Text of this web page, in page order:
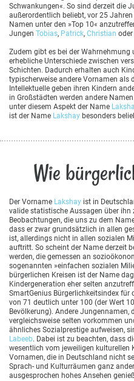
Schwankungen«. So sind derzeit die
außerordentlich beliebt, vor 25
Namen unter den »Top 10«
Jungen Tobias, Patrick, Christian oder
Zudem gibt es bei der Wahrnehmung
erhebliche Unterschiede zwischen
Schichten. Dadurch erhalten auch
typischerweise andere Vornamen als
Intellektuelle geben ihren Kindern
in Großstädten werden andere
unter diesem Aspekt der Name
ist der Name Lakshay besonders
Wie
Der Vorname Lakshay ist in
valide statistische Aussagen über ihn
Beobachtungen, die uns zu dem
dass er zwar grundsätzlich in allen
ist, allerdings nicht in allen sozialen
auftritt. So scheint der Name derzeit
werden, die gemessen an
sogenannten »einfachen sozialen
bürgerlichen Kreisen ist der Name
Kindergeneration eher selten
SmartGenius Bürgerlichkeitsindex für
von 71 deutlich unter 100 (der Wert
Bevölkerung). Andere Jungennamen,
vergleichsweise selten vorkommen
ähnliches Sozialprestige aufweisen,
Labeeb. Dabei ist zu beachten, dass
wesentlich vom jeweiligen kulturellen
Vornamen, die in Deutschland nicht
Sprach- und Kulturräumen ganz
ausgesprochen hohes Ansehen